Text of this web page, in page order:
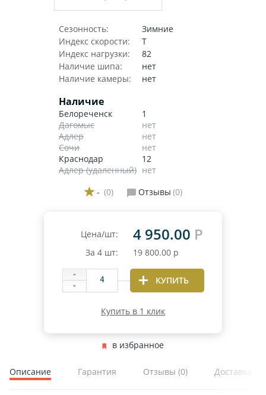
Сезонность:
Зимние
Индекс скорости:
T
Индекс нагрузки:
82
Наличие шипа:
нет
Наличие камеры:
нет
Наличие
Белореченск
1
Дагомыс
нет
Адлер
нет
Сочи
нет
Краснодар
12
Адлер (удаленный) нет
- (0) Отзывы (0)
Цена/шт: 4 950.00 Р
За 4 шт: 19 800.00 р
КУПИТЬ
Купить в 1 клик
в избранное
Описание Гарантия Отзывы (0) Доставка и